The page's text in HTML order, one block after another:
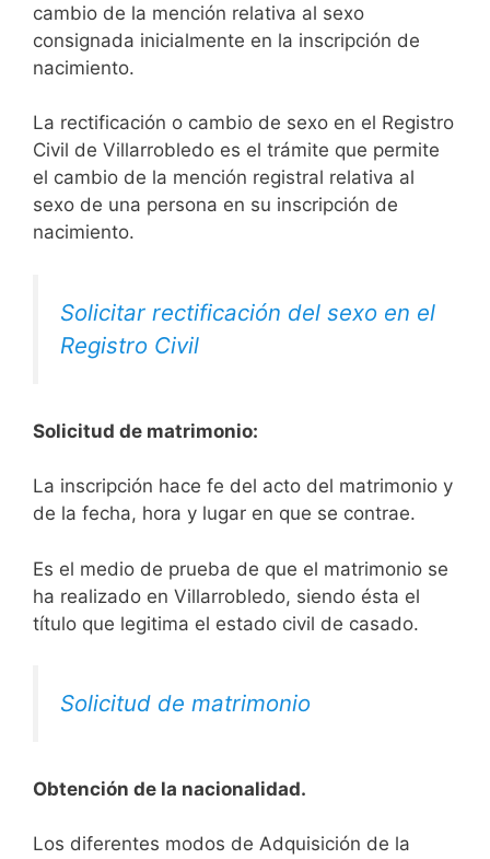
cambio de la mención relativa al sexo
consignada inicialmente en la inscripción de
nacimiento.
La rectificación o cambio de sexo en el Registro
Civil de Villarrobledo es el trámite que permite
el cambio de la mención registral relativa al
sexo de una persona en su inscripción de
nacimiento.
Solicitar rectificación del sexo en el
Registro Civil
Solicitud de matrimonio:
La inscripción hace fe del acto del matrimonio y
de la fecha, hora y lugar en que se contrae.
Es el medio de prueba de que el matrimonio se
ha realizado en Villarrobledo, siendo ésta el
título que legitima el estado civil de casado.
Solicitud de matrimonio
Obtención de la nacionalidad.
​​​Los diferentes modos de Adquisición de la